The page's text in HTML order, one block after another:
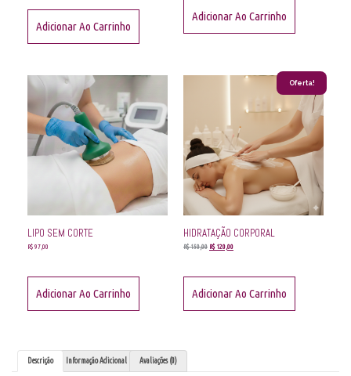
Adicionar Ao Carrinho
Adicionar Ao Carrinho
LIPO SEM CORTE
R$ 97,00
Adicionar Ao Carrinho
Oferta!
HIDRATAÇÃO CORPORAL
R$150,00 R$120,00
Adicionar Ao Carrinho
Descrição Informação Adicional Avaliações (0)